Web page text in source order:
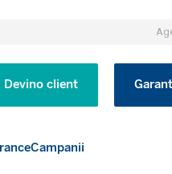
Devino client
Campanii